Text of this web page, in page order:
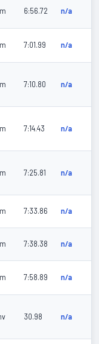
6:56.72 n/a
7:01.99 n/a
7:10.80 n/a
7:14.43 n/a
7:25.81 n/a
7:33.86 n/a
7:38.38 n/a
7:58.89 n/a
30.98 n/a